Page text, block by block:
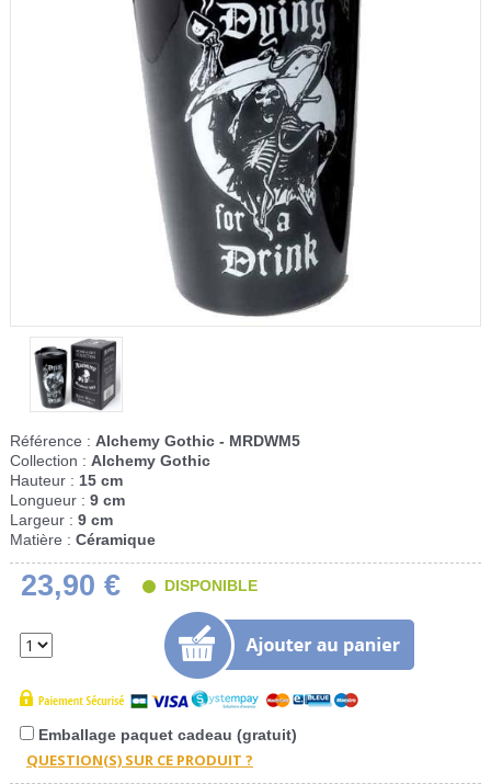
Référence : Alchemy Gothic - MRDWM5
Collection : Alchemy Gothic
Hauteur : 15 cm
Longueur : 9 cm
Largeur : 9 cm
Matière : Céramique
23,90 € DISPONIBLE
Emballage paquet cadeau (gratuit)